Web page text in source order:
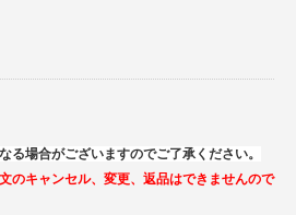
場合がございますのでご了承ください。
のキャンセル、変更、返品はできませんので